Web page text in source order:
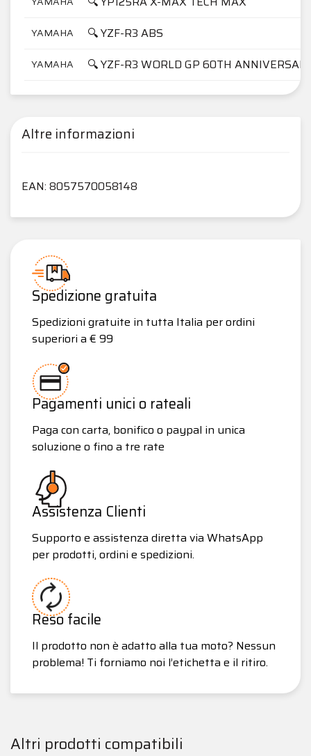
YAMAHA 🔍 YZF-R3 ABS
YAMAHA 🔍 YZF-R3 WORLD GP 60TH
Altre informazioni
EAN: 8057570058148
Spedizione gratuita
Spedizioni gratuite in tutta Italia per ordini
superiori a € 99
Pagamenti unici o rateali
Paga con carta, bonifico o paypal in unica
soluzione o fino a tre rate
Assistenza Clienti
Supporto e assistenza diretta via WhatsApp
per prodotti, ordini e spedizioni.
Reso facile
Il prodotto non è adatto alla tua moto? Nessun
problema! Ti forniamo noi l’etichetta e il ritiro.
Altri prodotti compatibili